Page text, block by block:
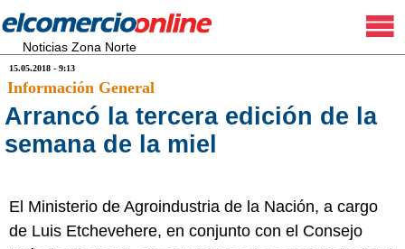
Noticias Zona Norte
15.05.2018 - 9:13
Información General
Arrancó la tercera edición de la
semana de la miel
El Ministerio de Agroindustria de la Nación, a cargo
de Luis Etchevehere, en conjunto con el Consejo